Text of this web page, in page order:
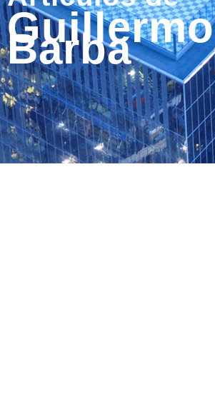
Guillermo
Barba